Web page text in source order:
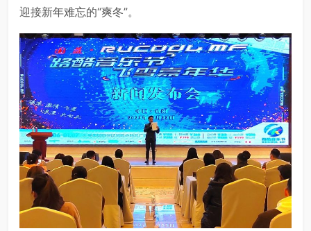
迎接新年难忘的“爽冬”。